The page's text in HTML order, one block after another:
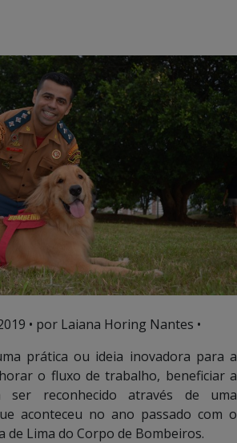
• por Laiana Horing Nantes •
prática ou ideia inovadora para a
o fluxo de trabalho, beneficiar a
ser reconhecido através de uma
aconteceu no ano passado com o
de Lima do Corpo de Bombeiros.